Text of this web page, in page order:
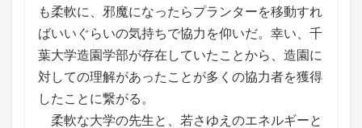
も柔軟に、邪魔になったらプランターを移動すれ
ばいいぐらいの気持ちで協力を仰いだ。幸い、千
葉大学造園学部が存在していたことから、造園に
対しての理解があったことが多くの協力者を獲得
したことに繋がる。
柔軟な大学の先生と、若さゆえのエネルギーと